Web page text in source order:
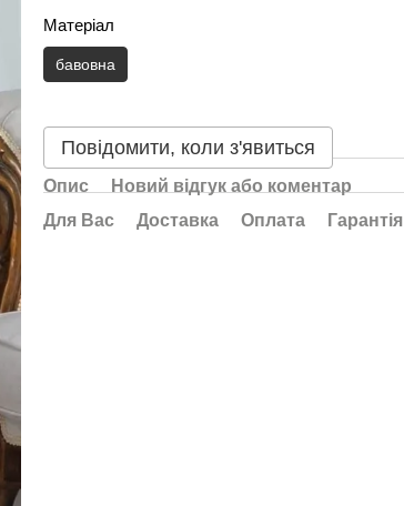
Матеріал
бавовна
Повідомити, коли з'явиться
Опис
Новий відгук або коментар
Для Вас
Доставка Оплата Гарантія